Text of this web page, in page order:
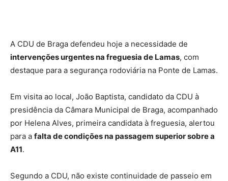
A CDU de Braga defendeu hoje a necessidade de
intervenções urgentes na freguesia de Lamas, com
destaque para a segurança rodoviária na Ponte de Lamas.
Em visita ao local, João Baptista, candidato da CDU à
presidência da Câmara Municipal de Braga, acompanhado
por Helena Alves, primeira candidata à freguesia, alertou
para a falta de condições na passagem superior sobre a
A11.
Segundo a CDU, não existe continuidade de passeio em